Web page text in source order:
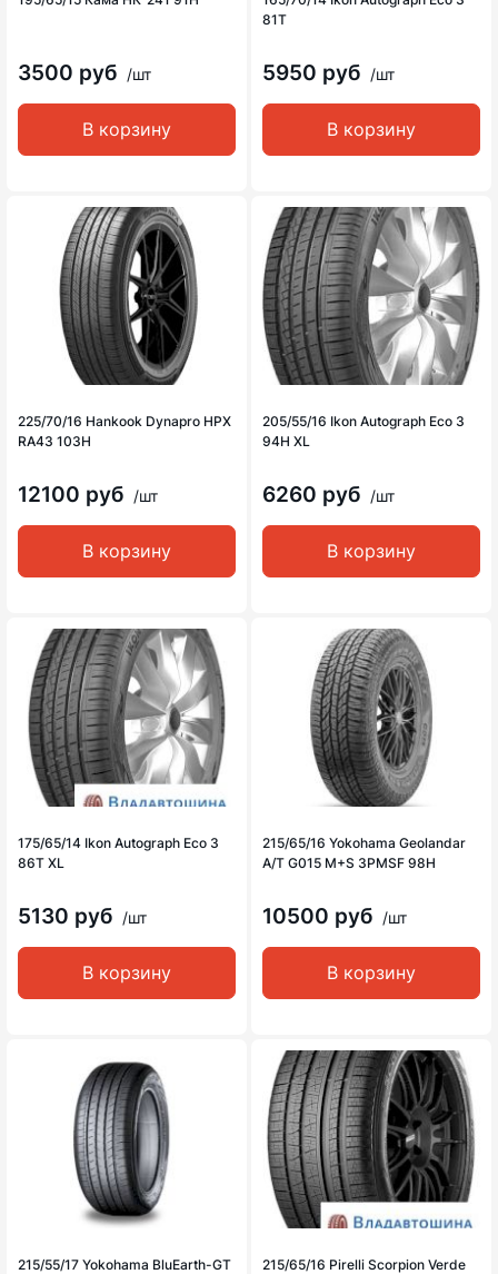
3500 руб /шт
В корзину
81T
5950 руб /шт
В корзину
225/70/16 Hankook Dynapro HPX
RA43 103H
12100 руб /шт
В корзину
205/55/16 Ikon Autograph Eco 3
94H XL
6260 руб /шт
В корзину
175/65/14 Ikon Autograph Eco 3
86T XL
5130 руб /шт
В корзину
215/65/16 Yokohama Geolandar
A/T G015 M+S 3PMSF 98H
10500 руб /шт
В корзину
215/55/17 Yokohama BluEarth-GT
215/65/16 Pirelli Scorpion Verde